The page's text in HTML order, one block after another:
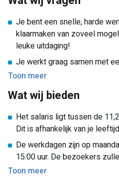
die hiermee gaan helpen! Kom
Je bent een snelle, harde
klaarmaken van zoveel
leuke uitdaging!
Je werkt graag samen met
schoonmakers/ studenten.
Het lijkt je leuk om achter de
bekende vakantieparken te
Toon meer
Wat wij bieden
Het salaris ligt tussen de
Dit is afhankelijk van je
De werkdagen zijn op
15:00 uur. De bezoekers
vakantiehuisje zijn en om
Toon meer